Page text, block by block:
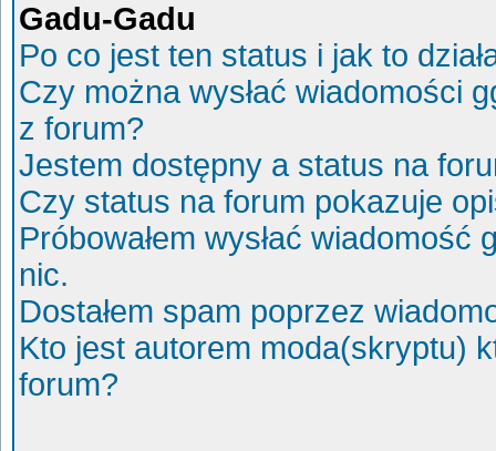
Gadu-Gadu
Po co jest ten status i jak to
Czy można wysłać wiadomości
z forum?
Jestem dostępny a status na
Czy status na forum pokazuje
Próbowałem wysłać
nic.
Dostałem spam poprzez
Kto jest autorem moda(skryptu)
forum?